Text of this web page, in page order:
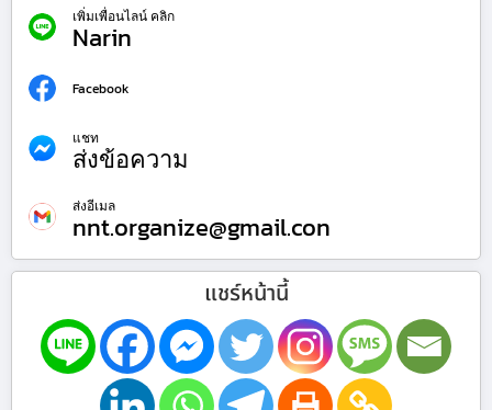
เพิ่มเพื่อนไลน์ คลิก
Narin
Facebook
แชท
ส่งข้อความ
ส่งอีเมล
nnt.organize@gmail.con
แชร์หน้านี้